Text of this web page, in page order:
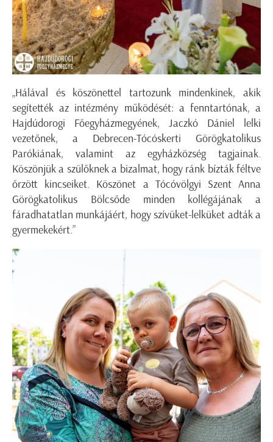
„Hálával és köszönettel tartozunk mindenkinek, akik
segítették az intézmény működését: a fenntartónak, a
Hajdúdorogi Főegyházmegyének, Jaczkó Dániel lelki
vezetőnek, a Debrecen-Tócóskerti Görögkatolikus
Parókiának, valamint az egyházközség tagjainak.
Köszönjük a szülőknek a bizalmat, hogy ránk bízták féltve
őrzött kincseiket. Köszönet a Tócóvölgyi Szent Anna
Görögkatolikus Bölcsőde minden kollégájának a
fáradhatatlan munkájáért, hogy szívüket-lelküket adták a
gyermekekért.”